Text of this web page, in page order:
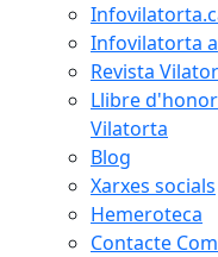
Infovilatorta
Revista
Llibre
Vilatorta
Blog
Xarxes socials
Hemeroteca
Contacte